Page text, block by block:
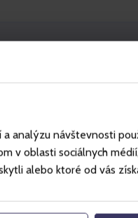
analýzu návštevnosti
v oblasti sociálnych
alebo ktoré od vás
Zimní
k